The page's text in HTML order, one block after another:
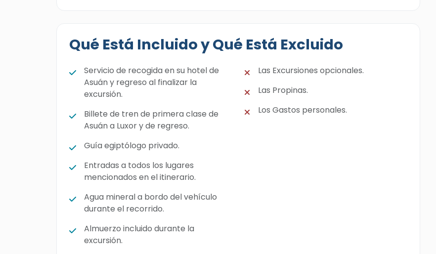
Qué Está Incluido y Qué Está Excluido
Servicio de recogida en su hotel de
Asuán y regreso al finalizar la
excursión.
Billete de tren de primera clase de
Asuán a Luxor y de regreso.
Guía egiptólogo privado.
Entradas a todos los lugares
mencionados en el itinerario.
Agua mineral a bordo del vehículo
durante el recorrido.
Almuerzo incluido durante la
excursión.
Las Excursiones opcionales.
Las Propinas.
Los Gastos personales.